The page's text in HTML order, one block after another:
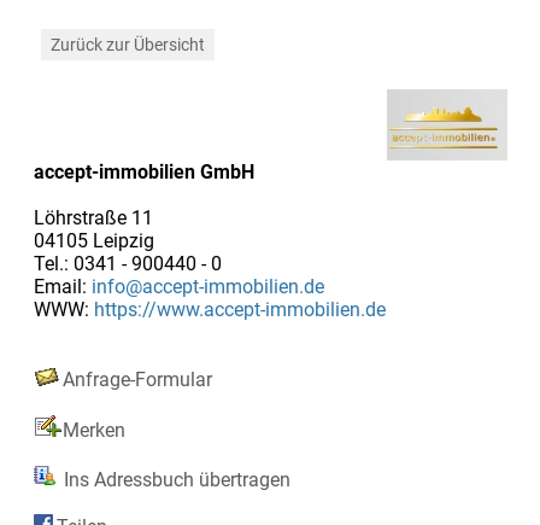
Zurück zur Übersicht
accept-immobilien GmbH
Löhrstraße 11
04105 Leipzig
Tel.: 0341 - 900440 - 0
Email: info@accept-immobilien.de
WWW: https://www.accept-immobilien.de
Anfrage-Formular
Merken
Ins Adressbuch übertragen